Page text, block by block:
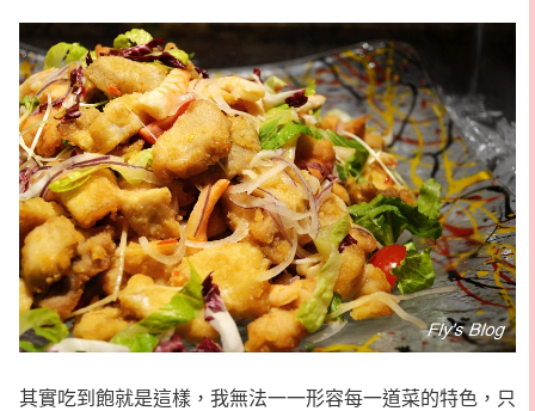
其實吃到飽就是這樣，我無法一一形容每一道菜的特色，只